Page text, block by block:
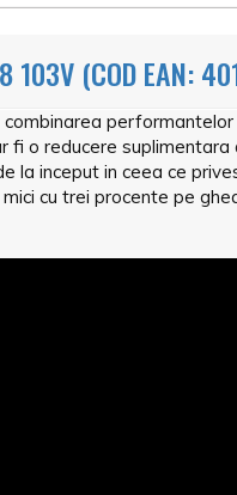
103V (COD EAN:
o reducere
inceput in ceea ce
cu trei procente pe